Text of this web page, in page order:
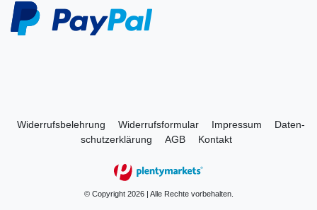
Widerrufs­belehrung Widerrufs­formular Impressum
Daten­
schutz­erklärung
AGB Kontakt
© Copyright 2026 | Alle Rechte vorbehalten.